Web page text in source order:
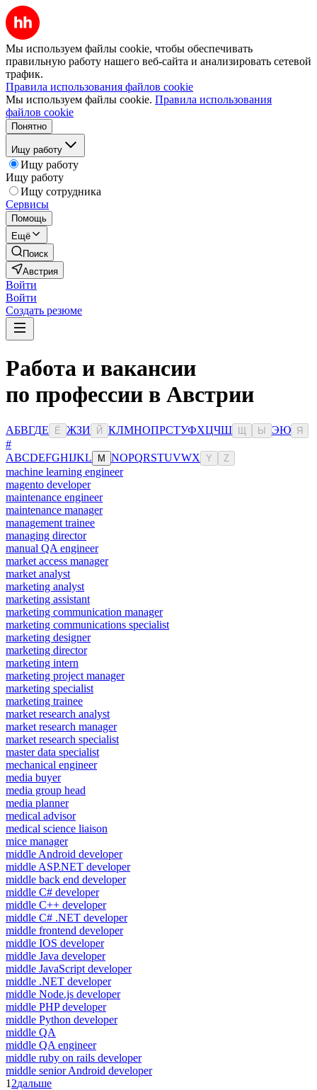
Мы используем файлы cookie, чтобы обеспечивать
правильную работу нашего веб-сайта и анализировать сетевой
трафик.
Правила использования файлов cookie
Мы используем файлы cookie. Правила использования
файлов cookie
Понятно
Ищу работу
Ищу работу
Ищу работу
Ищу сотрудника
Сервисы
Помощь
Ещё
Поиск
Австрия
Войти
Войти
Создать резюме
Работа и вакансии
по профессии в Австрии
АБВГДЕ Ё ЖЗИ Й КЛМНОПРСТУФХЦЧШ Ы ЭЮ Я
#
ABCDEFGHIJKL M NOPQRSTUVWX Y Z
machine learning engineer
magento developer
maintenance engineer
maintenance manager
management trainee
managing director
manual QA engineer
market access manager
market analyst
marketing analyst
marketing assistant
marketing communication manager
marketing communications specialist
marketing designer
marketing director
marketing intern
marketing project manager
marketing specialist
marketing trainee
market research analyst
market research manager
market research specialist
master data specialist
mechanical engineer
media buyer
media group head
media planner
medical advisor
medical science liaison
mice manager
middle Android developer
middle ASP.NET developer
middle back end developer
middle C# developer
middle C++ developer
middle C# .NET developer
middle frontend developer
middle IOS developer
middle Java developer
middle JavaScript developer
middle .NET developer
middle Node.js developer
middle PHP developer
middle Python developer
middle QA
middle QA engineer
middle ruby on rails developer
middle senior Android developer
1 2дальше